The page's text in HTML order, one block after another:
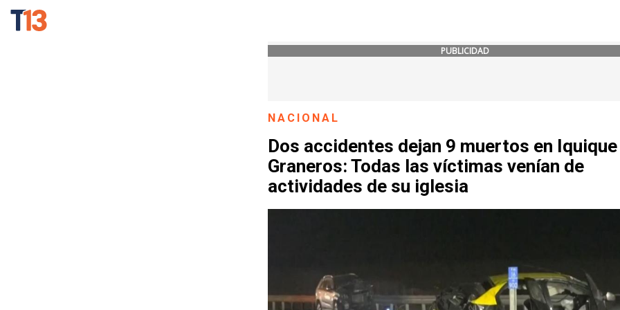
PUBLICIDAD
NACIONAL
Dos accidentes dejan 9 muertos en
Graneros: Todas las víctimas venían de
actividades de su iglesia